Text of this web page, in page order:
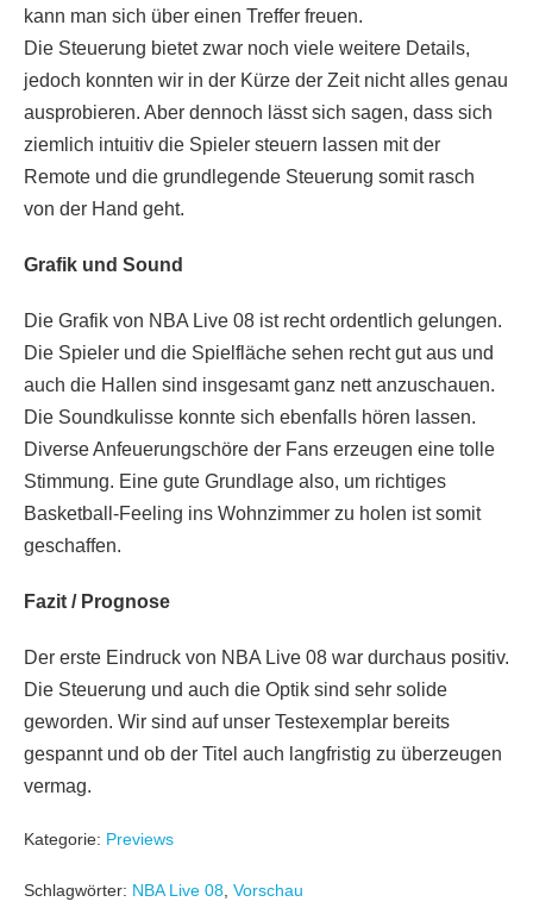
kann man sich über einen Treffer freuen.
Die Steuerung bietet zwar noch viele weitere Details,
jedoch konnten wir in der Kürze der Zeit nicht alles genau
ausprobieren. Aber dennoch lässt sich sagen, dass sich
ziemlich intuitiv die Spieler steuern lassen mit der
Remote und die grundlegende Steuerung somit rasch
von der Hand geht.
Grafik und Sound
Die Grafik von NBA Live 08 ist recht ordentlich gelungen.
Die Spieler und die Spielfläche sehen recht gut aus und
auch die Hallen sind insgesamt ganz nett anzuschauen.
Die Soundkulisse konnte sich ebenfalls hören lassen.
Diverse Anfeuerungschöre der Fans erzeugen eine tolle
Stimmung. Eine gute Grundlage also, um richtiges
Basketball-Feeling ins Wohnzimmer zu holen ist somit
geschaffen.
Fazit / Prognose
Der erste Eindruck von NBA Live 08 war durchaus positiv.
Die Steuerung und auch die Optik sind sehr solide
geworden. Wir sind auf unser Testexemplar bereits
gespannt und ob der Titel auch langfristig zu überzeugen
vermag.
Kategorie: Previews
Schlagwörter: NBA Live 08, Vorschau